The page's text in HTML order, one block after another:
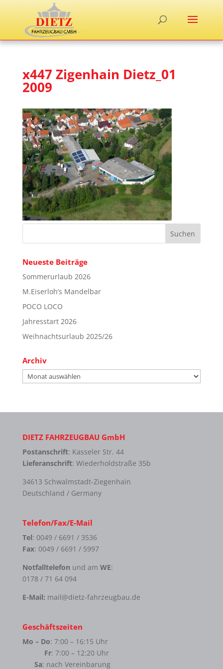
x447 Zigenhain Dietz_01
2009
Neueste Beiträge
Sommerurlaub 2026
M.Eiserloh’s Mandelbar
POCO LOCO
Jahresstart 2026
Weihnachtsurlaub 2025/26
Archiv
Archiv
DIETZ FAHRZEUGBAU GmbH
Postanschrift: Kasseler Str. 44
Lieferanschrift: Wiederholdstraße 35b
34613 Schwalmstadt-Ziegenhain
Deutschland / Germany
Telefon/Fax/E-Mail
Tel: 0049 / 6691 / 3536
Fax: 0049 / 6691 / 5997
Notfalltelefon und am WE:
0178 / 71 64 094
E-Mail: mail@dietz-fahrzeugbau.de
Geschäftszeiten
Mo – Do: 7:00 – 16:15 Uhr
Fr: 7:00 – 12:20 Uhr
Sa: nach Vereinbarung